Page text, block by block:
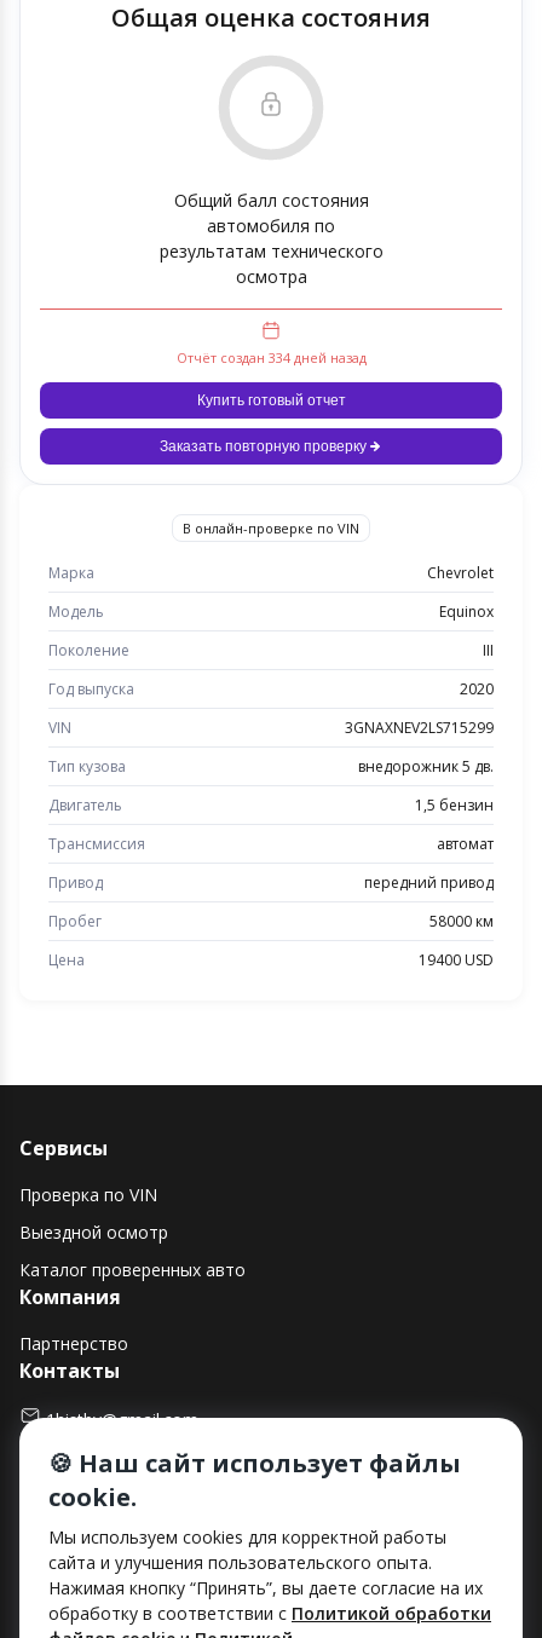
Общая оценка состояния
Общий балл состояния
автомобиля по
результатам технического
осмотра
Отчёт создан 334 дней назад
Купить готовый отчет
Заказать повторную проверку
В онлайн-проверке по VIN
Марка
Chevrolet
Модель
Equinox
Поколение
III
Год выпуска
2020
VIN
3GNAXNEV2LS715299
Тип кузова
внедорожник 5 дв.
Двигатель
1,5 бензин
Трансмиссия
автомат
Привод
передний привод
Пробег
58000 км
Цена
19400 USD
Сервисы
Проверка по VIN
Выездной осмотр
Каталог проверенных авто
Компания
Партнерство
Контакты
1histby@gmail.com
+375 (29) 182-90-00
г. Минск, ул. Макаенка, д. 12Е, пом. 282
Способы оплаты
🍪 Наш сайт использует файлы
cookie.
Мы используем cookies для корректной работы
сайта и улучшения пользовательского опыта.
Нажимая кнопку “Принять”, вы даете согласие на их
обработку в соответствии с Политикой обработки